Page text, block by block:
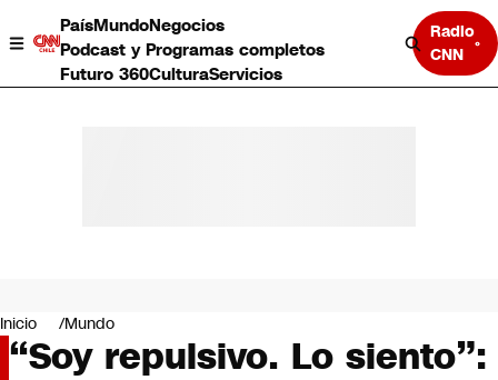
PaísMundoNegocios
Podcast y Programas completos
Futuro 360CulturaServicios
Radio
CNN
Negocios
Deportes
Programas completos
Inicio Mundo
“Soy repulsivo. Lo siento”: